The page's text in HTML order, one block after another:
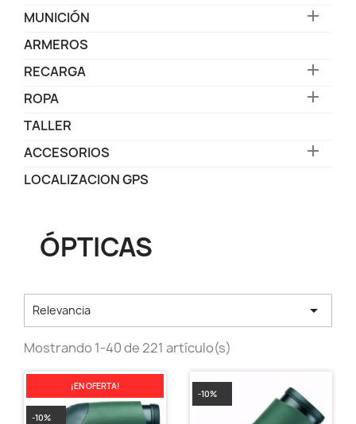
MUNICIÓN 
ARMEROS
RECARGA

ROPA 
TALLER
ACCESORIOS

LOCALIZACION GPS
ÓPTICAS
Relevancia 
Mostrando 1-40 de 221 artículo(s)
¡EN OFERTA!
-10%
-10%